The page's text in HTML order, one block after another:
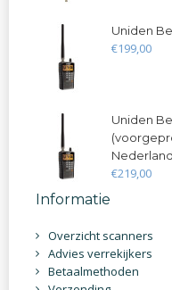
Uniden
€199,00
Uniden
€219,00
Informatie
Overzicht scanners
Advies verrekijkers
Betaalmethoden